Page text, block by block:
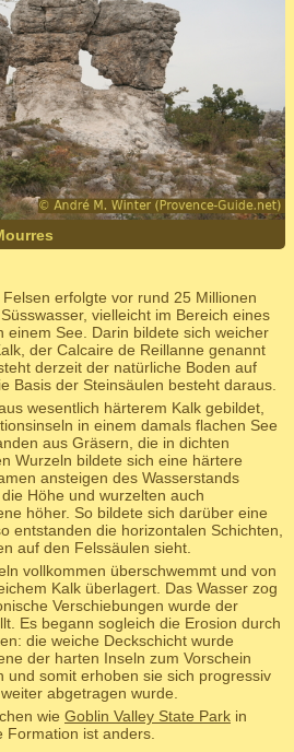
erfolgte vor rund 25 Millionen
vielleicht im Bereich eines
einem See. Darin bildete sich weicher
der Calcaire de Reillanne genannt
derzeit der natürliche Boden auf
Basis der Steinsäulen besteht daraus.
wesentlich härterem Kalk gebildet,
in einem damals flachen See
aus Gräsern, die in dichten
Wurzeln bildete sich eine härtere
ansteigen des Wasserstands
Höhe und wurzelten auch
höher. So bildete sich darüber eine
entstanden die horizontalen Schichten,
auf den Felssäulen sieht.
vollkommen überschwemmt und von
Kalk überlagert. Das Wasser zog
Verschiebungen wurde der
Es begann sogleich die Erosion durch
die weiche Deckschicht wurde
der harten Inseln zum Vorschein
und somit erhoben sie sich progressiv
abgetragen wurde.
wie Goblin Valley State Park in
ist anders.